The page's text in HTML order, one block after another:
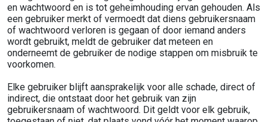
en wachtwoord en is tot geheimhouding ervan gehouden. Als
een gebruiker merkt of vermoedt dat diens gebruikersnaam
of wachtwoord verloren is gegaan of door iemand anders
wordt gebruikt, meldt de gebruiker dat meteen en
onderneemt de gebruiker de nodige stappen om misbruik te
voorkomen.
Elke gebruiker blijft aansprakelijk voor alle schade, direct of
indirect, die ontstaat door het gebruik van zijn
gebruikersnaam of wachtwoord. Dit geldt voor elk gebruik,